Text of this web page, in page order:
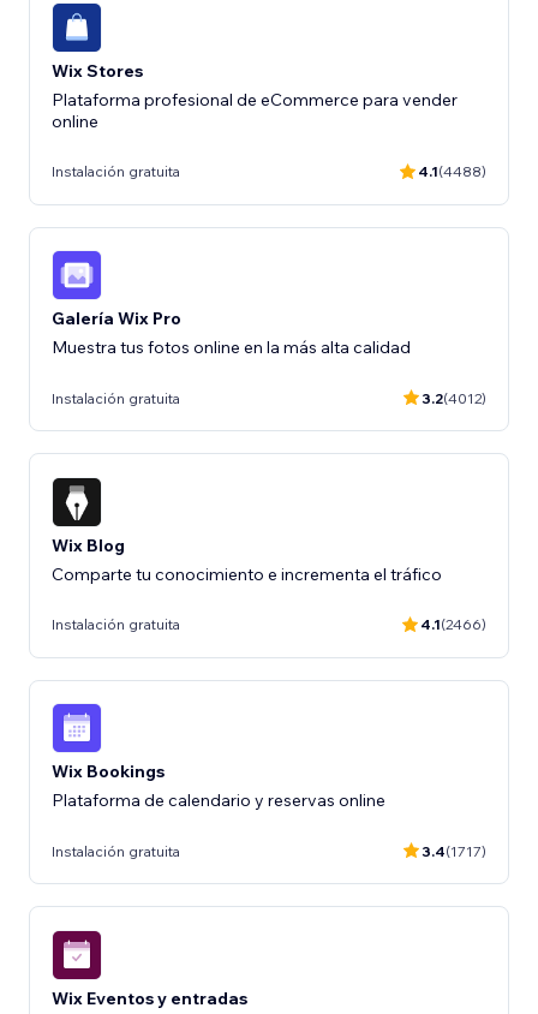
Wix Stores
Plataforma profesional de eCommerce para vender
online
Instalación gratuita 4.1(4488)
Galería Wix Pro
Muestra tus fotos online en la más alta calidad
Instalación gratuita 3.2(4012)
Wix Blog
Comparte tu conocimiento e incrementa el tráfico
Instalación gratuita 4.1(2466)
Wix Bookings
Plataforma de calendario y reservas online
Instalación gratuita 3.4(1717)
Wix Eventos y entradas